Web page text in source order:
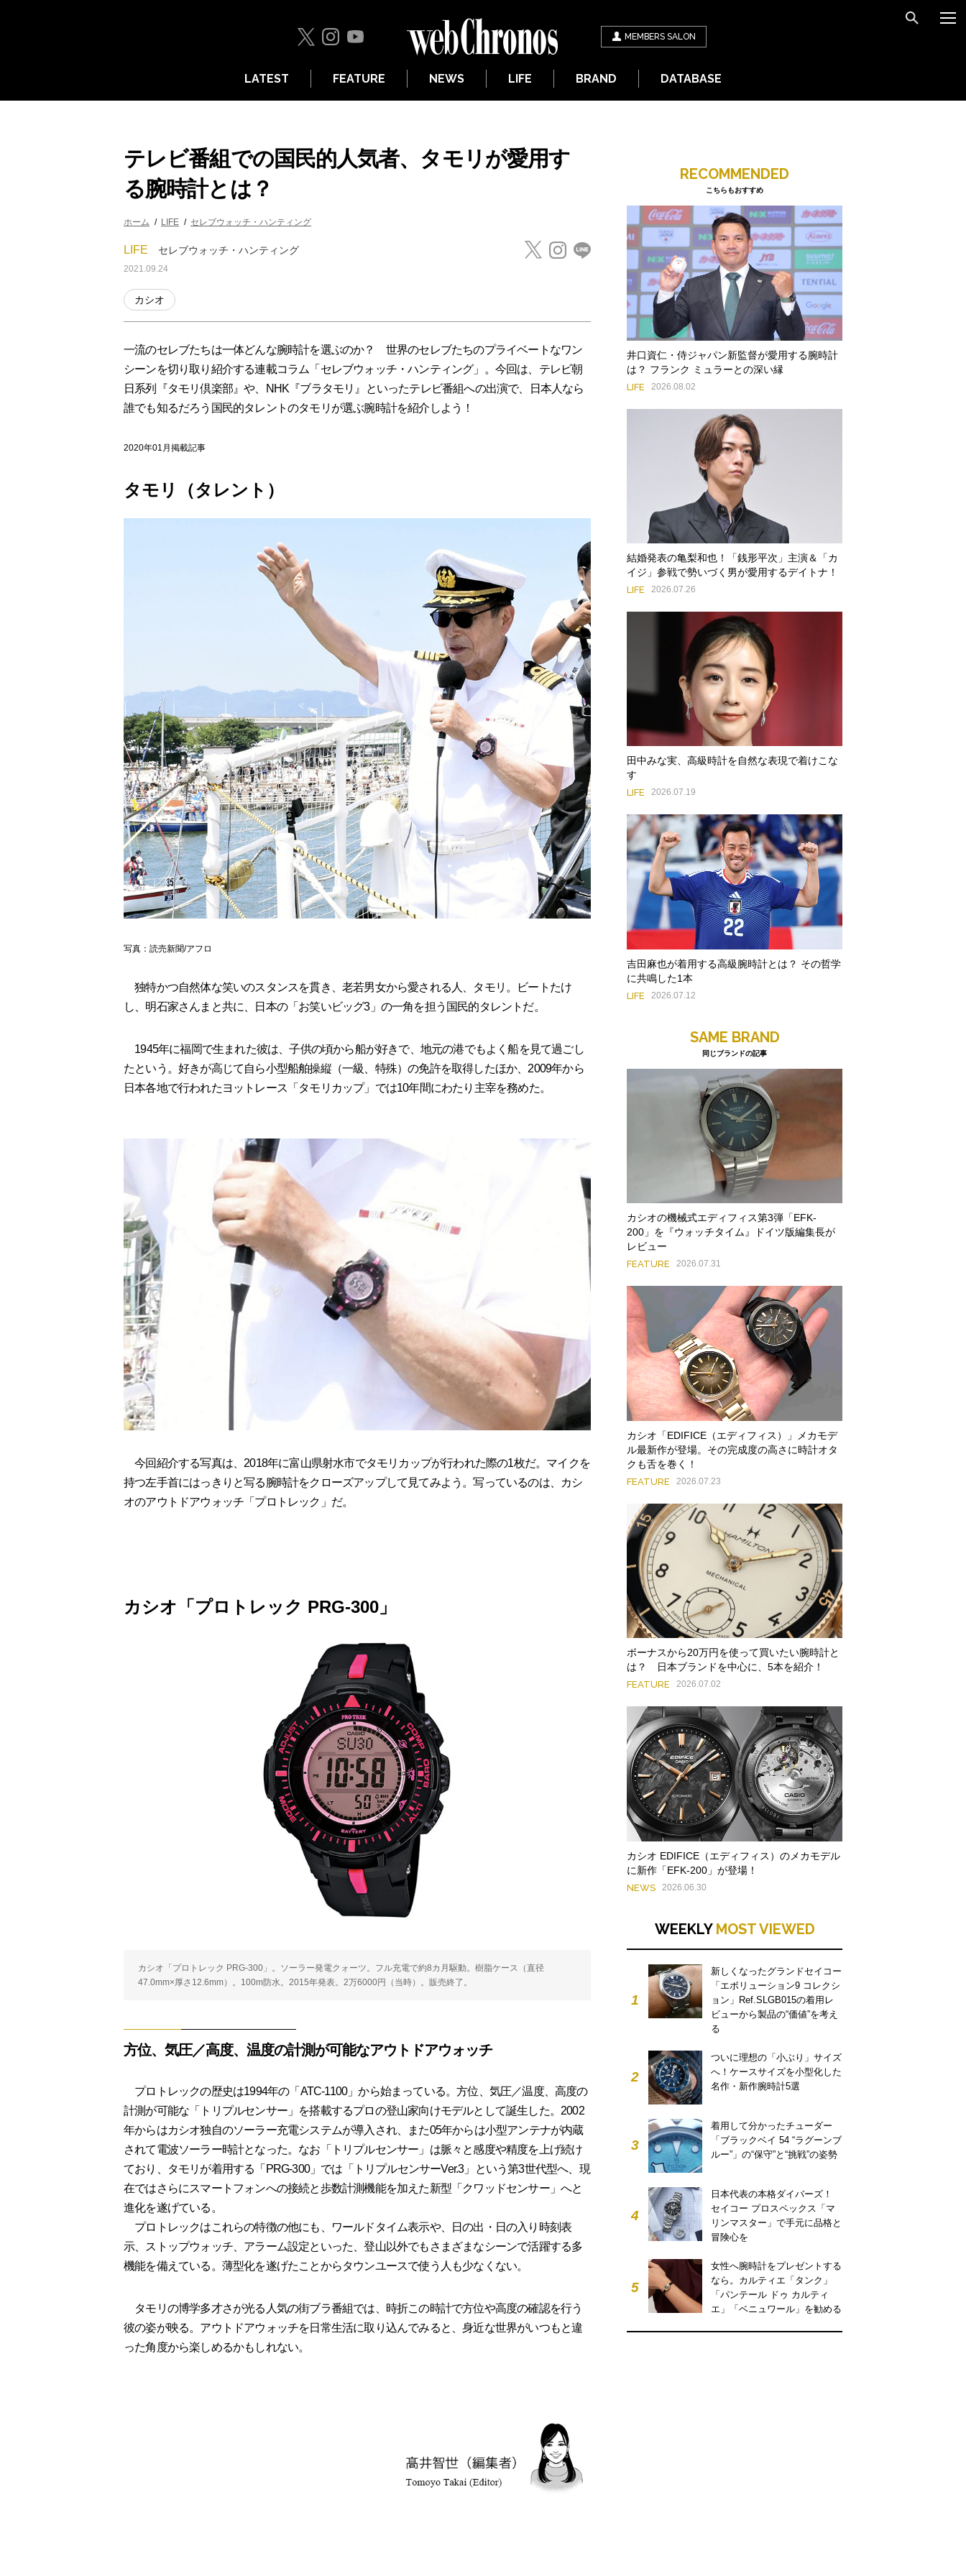
MEMBERS SALON
LATEST FEATURE NEWS LIFE BRAND DATABASE
テレビ番組での国民的人気者、タモリが愛用す
る腕時計とは？
ホーム LIFE セレブウォッチ・ハンティング
LIFE セレブウォッチ・ハンティング
2021.09.24
カシオ
一流のセレブたちは一体どんな腕時計を選ぶのか？ 世界のセレブたちのプライベートなワン
シーンを切り取り紹介する連載コラム「セレブウォッチ・ハンティング」。今回は、テレビ朝
日系列『タモリ倶楽部』や、NHK『ブラタモリ』といったテレビ番組への出演で、日本人なら
誰でも知るだろう国民的タレントのタモリが選ぶ腕時計を紹介しよう！
2020年01月掲載記事
タモリ（タレント）
写真：読売新聞/アフロ
独特かつ自然体な笑いのスタンスを貫き、老若男女から愛される人、タモリ。ビートたけ
し、明石家さんまと共に、日本の「お笑いビッグ3」の一角を担う国民的タレントだ。
1945年に福岡で生まれた彼は、子供の頃から船が好きで、地元の港でもよく船を見て過ごし
たという。好きが高じて自ら小型船舶操縦（一級、特殊）の免許を取得したほか、2009年から
日本各地で行われたヨットレース「タモリカップ」では10年間にわたり主宰を務めた。
今回紹介する写真は、2018年に富山県射水市でタモリカップが行われた際の1枚だ。マイクを
持つ左手首にはっきりと写る腕時計をクローズアップして見てみよう。写っているのは、カシ
オのアウトドアウォッチ「プロトレック」だ。
カシオ「プロトレック PRG-300」
カシオ「プロトレック PRG-300」。ソーラー発電クォーツ。フル充電で約8カ月駆動。樹脂ケース（直径
47.0mm×厚さ12.6mm）。100m防水。2015年発表。2万6000円（当時）。販売終了。
方位、気圧／高度、温度の計測が可能なアウトドアウォッチ
プロトレックの歴史は1994年の「ATC-1100」から始まっている。方位、気圧／温度、高度の
計測が可能な「トリプルセンサー」を搭載するプロの登山家向けモデルとして誕生した。2002
年からはカシオ独自のソーラー充電システムが導入され、また05年からは小型アンテナが内蔵
されて電波ソーラー時計となった。なお「トリプルセンサー」は脈々と感度や精度を上げ続け
ており、タモリが着用する「PRG-300」では「トリプルセンサーVer.3」という第3世代型へ、現
在ではさらにスマートフォンへの接続と歩数計測機能を加えた新型「クワッドセンサー」へと
進化を遂げている。
プロトレックはこれらの特徴の他にも、ワールドタイム表示や、日の出・日の入り時刻表
示、ストップウォッチ、アラーム設定といった、登山以外でもさまざまなシーンで活躍する多
機能を備えている。薄型化を遂げたことからタウンユースで使う人も少なくない。
タモリの博学多才さが光る人気の街ブラ番組では、時折この時計で方位や高度の確認を行う
彼の姿が映る。アウトドアウォッチを日常生活に取り込んでみると、身近な世界がいつもと違
った角度から楽しめるかもしれない。
RECOMMENDED
こちらもおすすめ
井口資仁・侍ジャパン新監督が愛用する腕時計
は？ フランク ミュラーとの深い縁
LIFE 2026.08.02
結婚発表の亀梨和也！「銭形平次」主演＆「カ
イジ」参戦で勢いづく男が愛用するデイトナ！
LIFE 2026.07.26
田中みな実、高級時計を自然な表現で着けこな
す
LIFE 2026.07.19
吉田麻也が着用する高級腕時計とは？ その哲学
に共鳴した1本
LIFE 2026.07.12
SAME BRAND
同じブランドの記事
カシオの機械式エディフィス第3弾「EFK-
200」を『ウォッチタイム』ドイツ版編集長が
レビュー
FEATURE 2026.07.31
カシオ「EDIFICE（エディフィス）」メカモデ
ル最新作が登場。その完成度の高さに時計オタ
クも舌を巻く！
FEATURE 2026.07.23
ボーナスから20万円を使って買いたい腕時計と
は？ 日本ブランドを中心に、5本を紹介！
FEATURE 2026.07.02
カシオ EDIFICE（エディフィス）のメカモデル
に新作「EFK-200」が登場！
NEWS 2026.06.30
WEEKLY MOST VIEWED
1
新しくなったグランドセイコー
「エボリューション9 コレクシ
ョン」Ref.SLGB015の着用レ
ビューから製品の“価値”を考え
る
2
ついに理想の「小ぶり」サイズ
へ！ケースサイズを小型化した
名作・新作腕時計5選
3
着用して分かったチューダー
「ブラックベイ 54 “ラグーンブ
ルー”」の“保守”と“挑戦”の姿勢
4
日本代表の本格ダイバーズ！
セイコー プロスペックス「マ
リンマスター」で手元に品格と
冒険心を
5
女性へ腕時計をプレゼントする
なら。カルティエ「タンク」
「パンテール ドゥ カルティ
エ」「ベニュワール」を勧める